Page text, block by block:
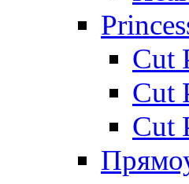
Cut
Cut
Cut